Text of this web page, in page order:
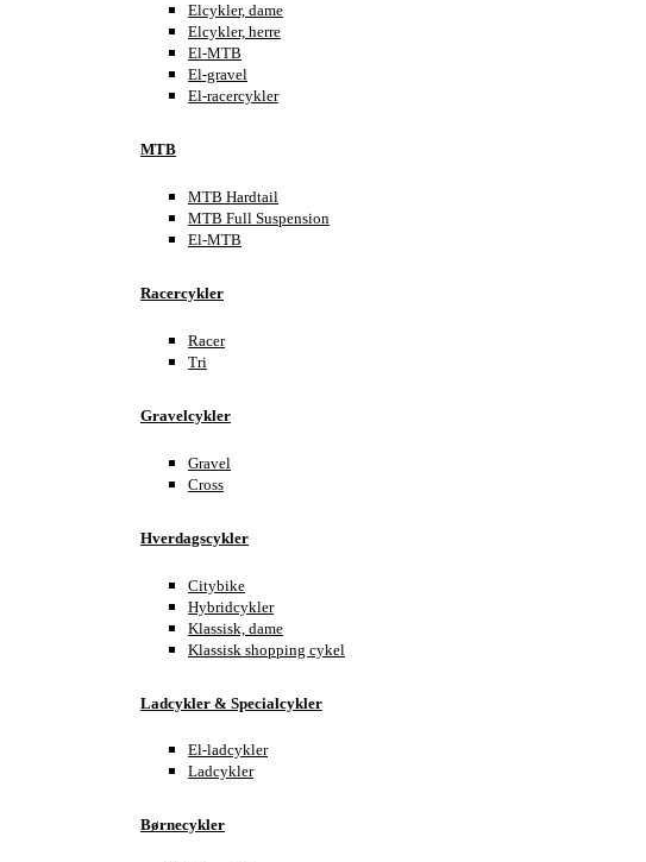
Elcykler, dame
Elcykler, herre
El-MTB
El-gravel
El-racercykler
MTB
MTB Hardtail
MTB Full Suspension
El-MTB
Racercykler
Racer
Tri
Gravelcykler
Gravel
Cross
Hverdagscykler
Citybike
Hybridcykler
Klassisk, dame
Klassisk shopping cykel
Ladcykler & Specialcykler
El-ladcykler
Ladcykler
Børnecykler